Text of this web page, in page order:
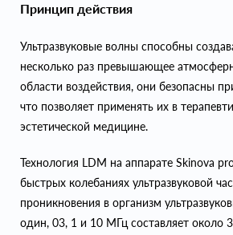
Принцип действия
Ультразвуковые волны способны
несколько раз превышающее
области воздействия, они безопасны
что позволяет применять их в
эстетической медицине.
Технология LDM на аппарате Skinova
быстрых колебаниях ультразвуковой
проникновения в организм
один, 03, 1 и 10 МГц составляет около